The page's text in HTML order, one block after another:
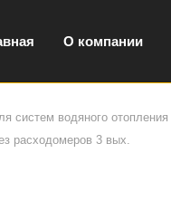
О компании
систем водяного отопления
расходомеров 3 вых.